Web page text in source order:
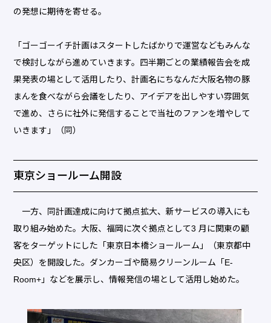
の発想に期待を寄せる。
「ゴーゴーイチ計画はスタートしたばかりで運営などもみんな
で検討しながら進めていきます。四半期ごとの業績報告会を成
果発表の場として活用したり、計画名にちなんだ大阪名物の豚
まんを食べながら会議をしたり、アイデアを出しやすい雰囲気
で進め、さらに社外に発信することで当社のファンを増やして
いきます」（同）
東京ショールーム開設
一方、同計画達成に向けて拠点拡大、新サービスの導入にも
取り組み始めた。大阪、福岡に次ぐ拠点として3 月に関東の顧
客をターゲットにした「東京日本橋ショールーム」（東京都中
央区）を開設した。ダンカーゴや簡易クリーンルーム「E-
Room+」などを展示し、情報発信の場として活用し始めた。